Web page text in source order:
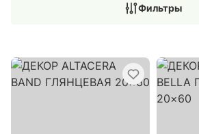
Фильтры